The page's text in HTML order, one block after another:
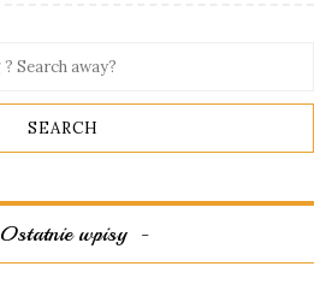
Ostatnie wpisy